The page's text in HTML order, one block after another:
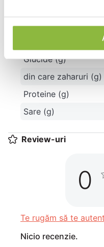
Grasimi (g)
din care acizi grasi
Glucide (g)
din care zaharuri (g)
Proteine (g)
Sare (g)
Review-uri
0
Te rugăm să te
Nicio recenzie.